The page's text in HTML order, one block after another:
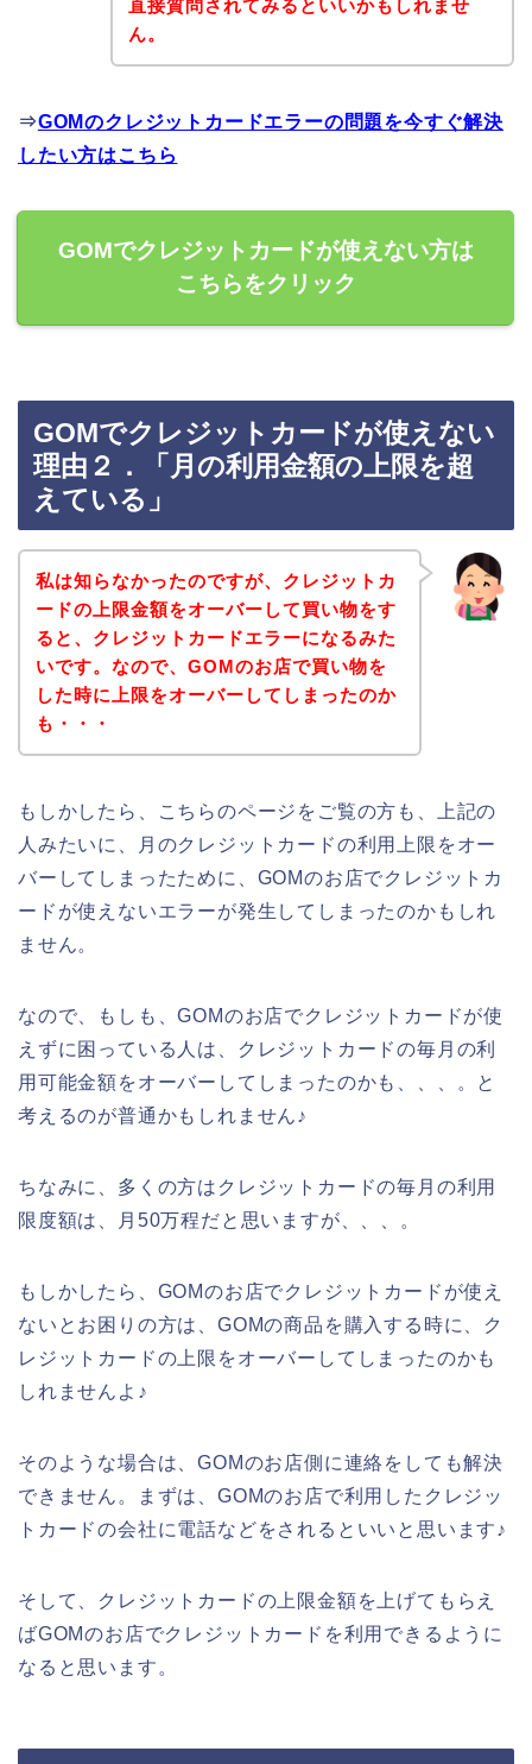
直接質問されてみるといいかもしれませ
ん。
⇒GOMのクレジットカードエラーの問題を今すぐ解決
したい方はこちら
GOMでクレジットカードが使えない方は
こちらをクリック
GOMでクレジットカードが使えない
理由２．「月の利用金額の上限を超
えている」
私は知らなかったのですが、クレジットカ
ードの上限金額をオーバーして買い物をす
ると、クレジットカードエラーになるみた
いです。なので、GOMのお店で買い物を
した時に上限をオーバーしてしまったのか
も・・・
もしかしたら、こちらのページをご覧の方も、上記の
人みたいに、月のクレジットカードの利用上限をオー
バーしてしまったために、GOMのお店でクレジットカ
ードが使えないエラーが発生してしまったのかもしれ
ません。
なので、もしも、GOMのお店でクレジットカードが使
えずに困っている人は、クレジットカードの毎月の利
用可能金額をオーバーしてしまったのかも、、、。と
考えるのが普通かもしれません♪
ちなみに、多くの方はクレジットカードの毎月の利用
限度額は、月50万程だと思いますが、、、。
もしかしたら、GOMのお店でクレジットカードが使え
ないとお困りの方は、GOMの商品を購入する時に、ク
レジットカードの上限をオーバーしてしまったのかも
しれませんよ♪
そのような場合は、GOMのお店側に連絡をしても解決
できません。まずは、GOMのお店で利用したクレジッ
トカードの会社に電話などをされるといいと思います♪
そして、クレジットカードの上限金額を上げてもらえ
ばGOMのお店でクレジットカードを利用できるように
なると思います。